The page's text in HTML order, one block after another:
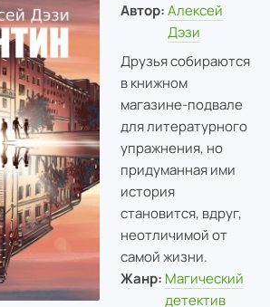
Автор: Алексей
Дэзи
Друзья собираются
в книжном
магазине-подвале
для литературного
упражнения, но
придуманная ими
история
становится, вдруг,
неотличимой от
самой жизни.
Жанр: Магический
детектив